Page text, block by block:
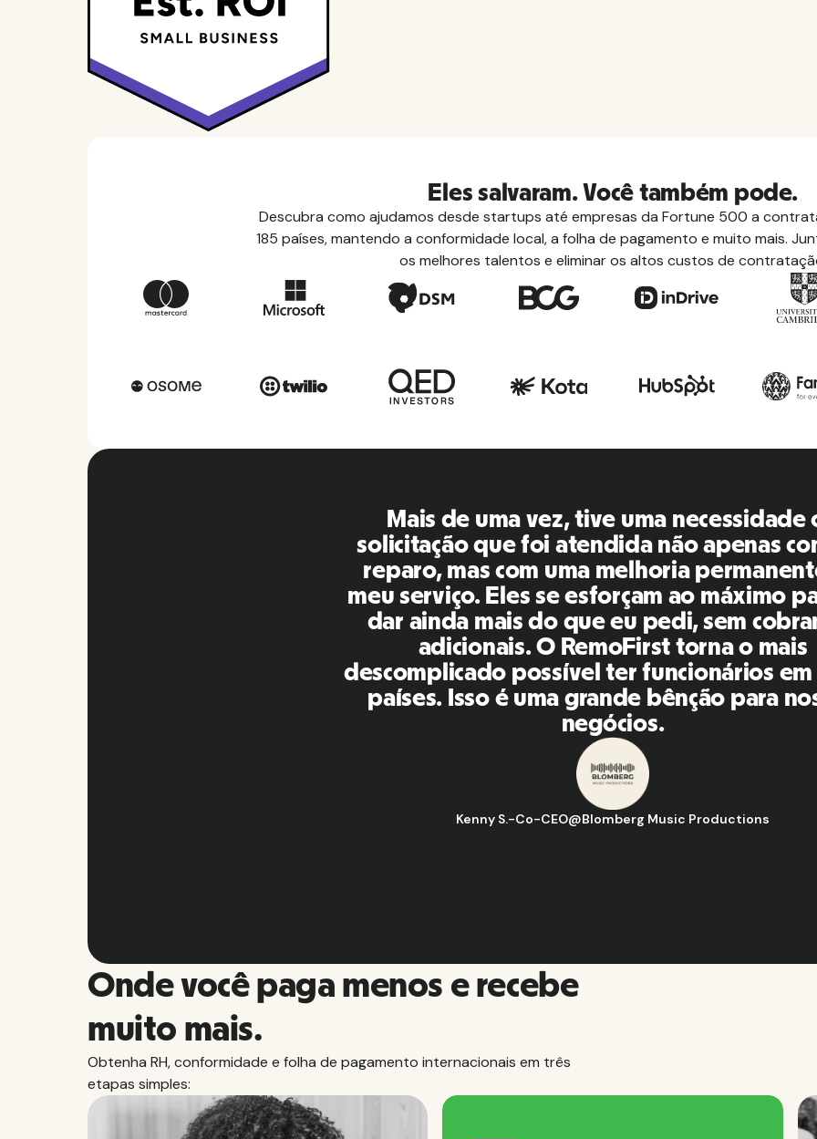
Eles salvaram. Você também pode.
Descubra como ajudamos desde startups até empresas da Fortune 500 a
185 países, mantendo a conformidade local, a folha de pagamento e muito mais.
os melhores talentos e eliminar os altos custos de
O RemoFirst é uma plataforma incrível,
extremamente amigável e fácil de usar
comparação com outras ferramentas que
passado. A Inna e a equipe foram
responderam às minhas perguntas de
mais do que oportuna, além de facilitar
nossa vida! Ótimas pessoas e plataforma,
recomendo para minha rede de
Gerente de estratégia e operações de negócios
Onde você paga menos e recebe
muito mais.
Obtenha RH, conformidade e folha de pagamento internacionais em três
etapas simples: